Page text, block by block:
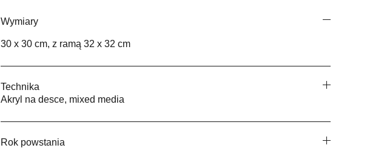
Wymiary
30 x 30 cm, z ramą 32 x 32 cm
Technika
Akryl na desce, mixed media
Rok powstania